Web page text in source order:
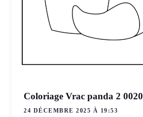
Coloriage Vrac panda 2 0020
24 DÉCEMBRE 2025 À 19:53